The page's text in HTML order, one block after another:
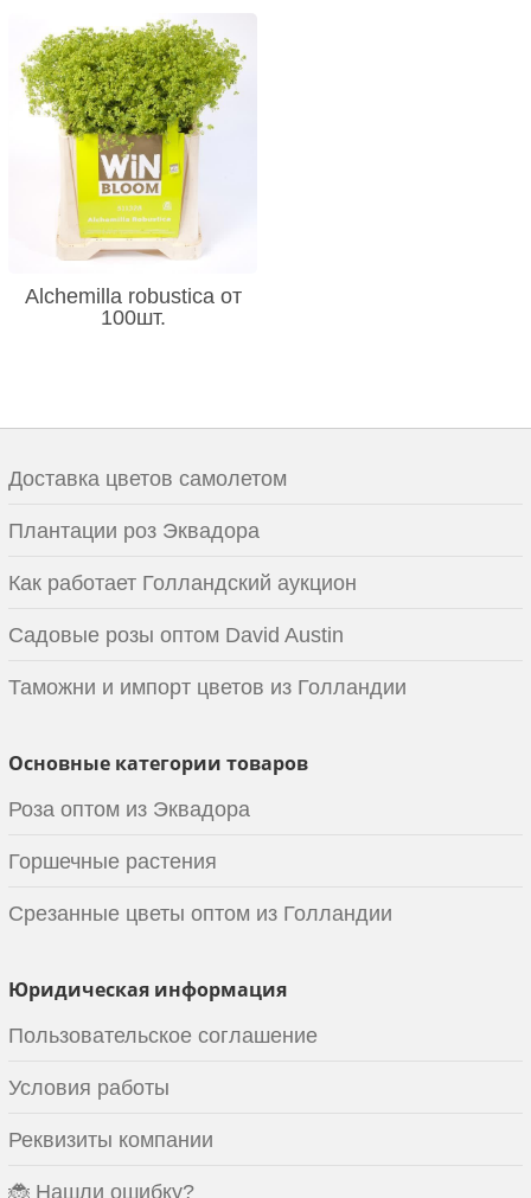
Alchemilla robustica от
100шт.
Доставка цветов самолетом
Плантации роз Эквадора
Как работает Голландский аукцион
Садовые розы оптом David Austin
Таможни и импорт цветов из Голландии
Основные категории товаров
Роза оптом из Эквадора
Горшечные растения
Срезанные цветы оптом из Голландии
Юридическая информация
Пользовательское соглашение
Условия работы
Реквизиты компании
🐞 Нашли ошибку?